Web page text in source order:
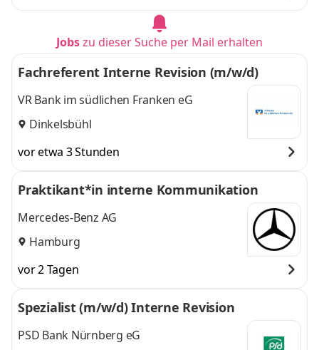
Jobszu dieser Suche per Mail erhalten
Fachreferent Interne Revision (m/w/d)
VR Bank im südlichen Franken eG
Dinkelsbühl
vor etwa 3 Stunden
Praktikant*in interne Kommunikation
Mercedes-Benz AG
Hamburg
vor 2 Tagen
Spezialist (m/w/d) Interne Revision
PSD Bank Nürnberg eG